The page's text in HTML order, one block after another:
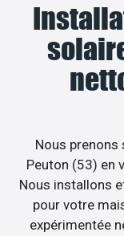
Nous
Peuton (53) en
Nous installons
pour votre
expérimentée